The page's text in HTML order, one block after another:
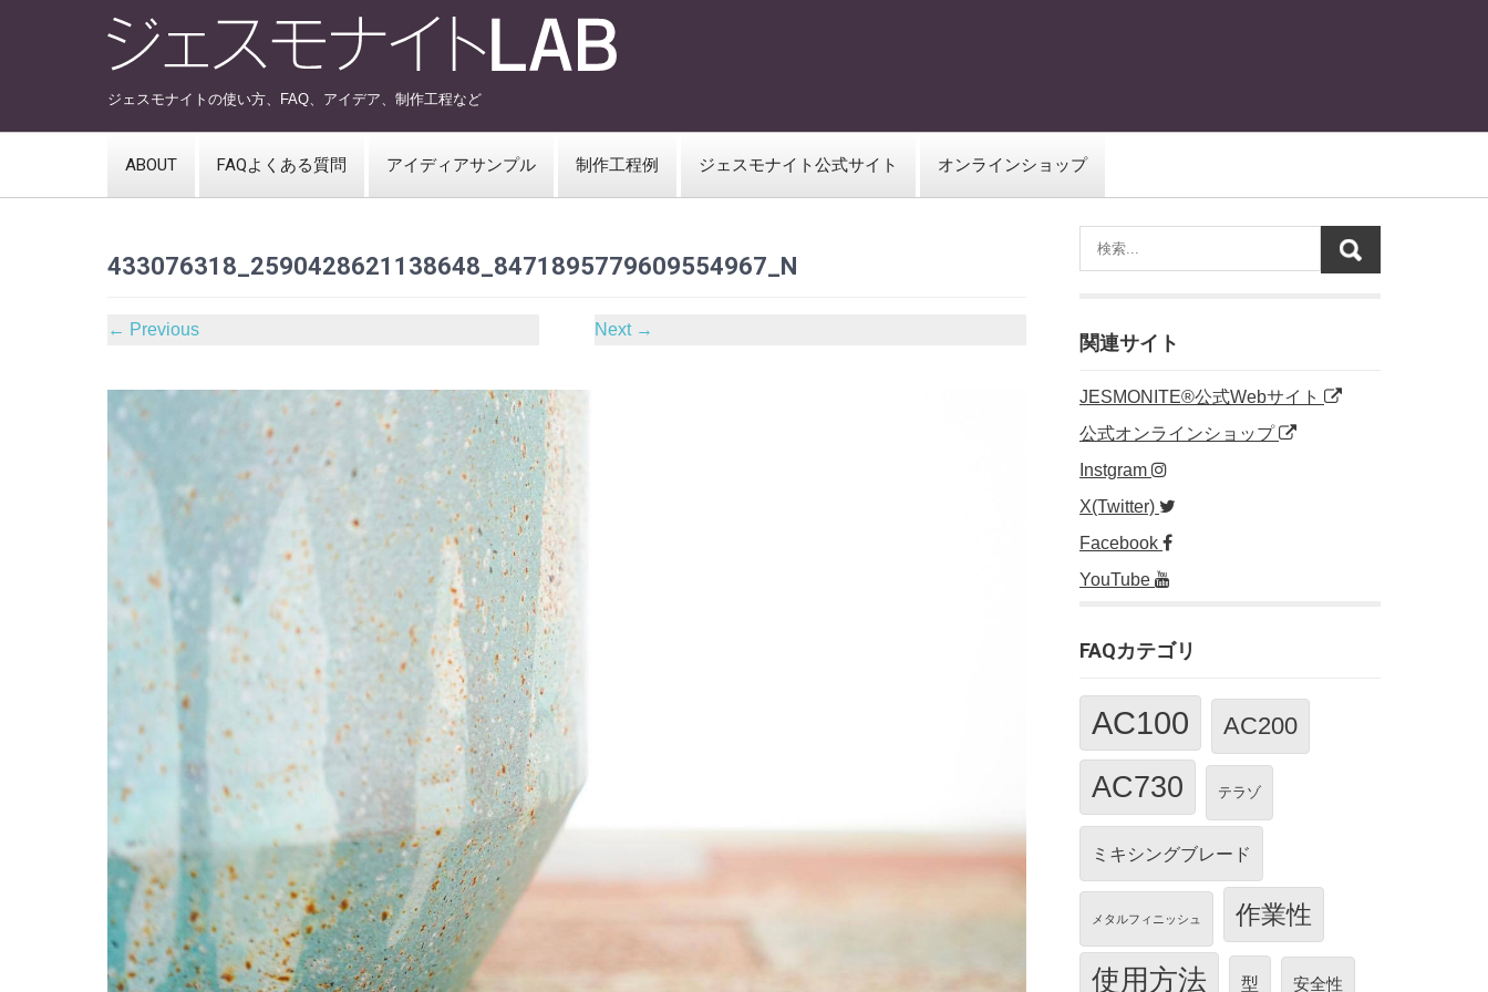
ジェスモナイトの使い方、FAQ、アイデア、制作工程など
ABOUT FAQよくある質問 アイディアサンプル 制作工程例 ジェスモナイト公式サイト オンラインショップ
433076318_2590428621138648_8471895779609554967_N
← Previous Next →
関連サイト
JESMONITE®公式Webサイト
公式オンラインショップ
Instgram
X(Twitter)
Facebook
YouTube
FAQカテゴリ
AC100 AC200
AC730 テラゾ
ミキシングブレード
メタルフィニッシュ 作業性
使用方法 型 安全性